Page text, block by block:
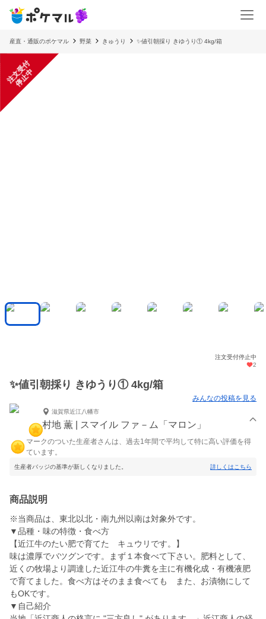
産直・通販のポケマル 野菜 きゅうり ✨値引朝採り きゆうり① 4kg/箱
注
文
受
付
停
止
中
注文受付停止中
2
✨値引朝採り きゆうり① 4kg/箱
みんなの投稿を見る
滋賀県近江八幡市
村地 薫 | スマイル ファ－ム「マロン」
マークのついた生産者さんは、過去1年間で平均して特に高い評価を得
ています。
生産者バッジの基準が新しくなりました。 詳しくはこちら
商品説明
※当商品は、東北以北・南九州以南は対象外です。
▼品種・味の特徴・食べ方
【近江牛のたい肥で育てた キュウリです。】
味は濃厚でバツグンです。まず１本食べて下さい。肥料として、
近くの牧場より調達した近江牛の牛糞を主に有機化成・有機液肥
で育てました。食べ方はそのまま食べても また、お漬物にして
もOKです。
▼自己紹介